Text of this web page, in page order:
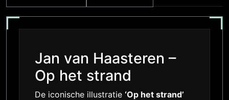
Jan van Haasteren –
Op het strand
De iconische illustratie ‘Op het strand’